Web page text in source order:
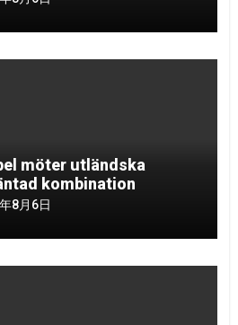
möter utländska
kombination
8月6日